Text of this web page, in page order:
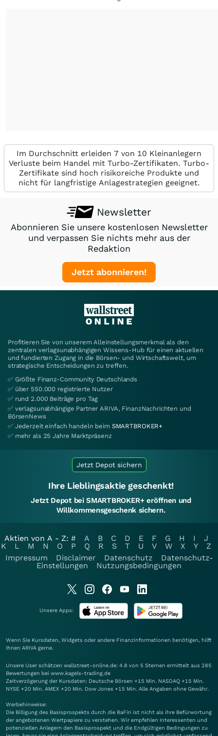
Im Durchschnitt erleiden 7 von 10 Kleinanlegern
Verluste beim Handel mit Turbo-Zertifikaten. Turbo-
Zertifikate sind hoch risikoreiche Produkte und
nicht für langfristige Anlagestrategien geeignet.
Newsletter
Abonnieren Sie unsere kostenlosen Newsletter
und verpassen Sie nichts mehr aus der
Redaktion
Jetzt abonnieren!
Profitieren Sie von unserem Alleinstellungsmerkmal als den
zentralen verlagsunabhängigen Wissens-Hub für einen aktuellen
und fundierten Zugang in die Börsen- und Wirtschaftswelt, um
strategische Entscheidungen zu treffen.
✅ Größte Finanz-Community Deutschlands
✅ über 550.000 registrierte Nutzer
✅ rund 2.000 Beiträge pro Tag
✅ verlagsunabhängige Partner ARIVA, FinanzNachrichten und
BörsenNews
✅ Jederzeit einfach handeln beim SMARTBROKER+
✅ mehr als 25 Jahre Marktpräsenz
Jetzt Depot sichern
Ihre Lieblingsaktie geschenkt!
Jetzt Depot bei SMARTBROKER+ eröffnen und
Willkommensgeschenk sichern.
Aktien von A - Z: # A B C D E F G H I
J
K
L M N O P Q R S T U V W X Y
Z
Impressum
Disclaimer Datenschutz
Datenschutz-
Einstellungen
Nutzungsbedingungen
Unsere Apps:
Wenn Sie Kursdaten, Widgets oder andere Finanzinformationen benötigen, hilft
Ihnen ARIVA gerne.
Unsere User schätzen wallstreet-online.de: 4.8 von 5 Sternen ermittelt aus 285
Bewertungen bei www.kagels-trading.de
Zeitverzögerung der Kursdaten: Deutsche Börsen +15 Min. NASDAQ +15 Min.
NYSE +20 Min. AMEX +20 Min. Dow Jones +15 Min. Alle Angaben ohne Gewähr.
Werbehinweise:
Die Billigung des Basisprospekts durch die BaFin ist nicht als ihre Befürwortung
der angebotenen Wertpapiere zu verstehen. Wir empfehlen Interessenten und
potenziellen Anlegern den Basisprospekt und die Endgültigen Bedingungen zu